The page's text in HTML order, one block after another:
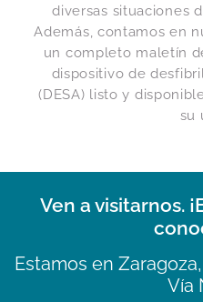
diversas situaciones
Además, contamos en
un completo maletín
dispositivo de
(DESA) listo y
su
Ven a visitarnos.
Estamos en
Vía